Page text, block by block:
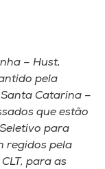
– Hust,
pela
Catarina –
que estão
para
regidos pela
para as